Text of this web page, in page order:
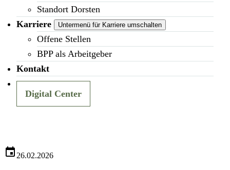
Standort Dorsten
Karriere
Untermenü für Karriere umschalten
Offene Stellen
BPP als Arbeitgeber
Kontakt
Digital Center
26.02.2026